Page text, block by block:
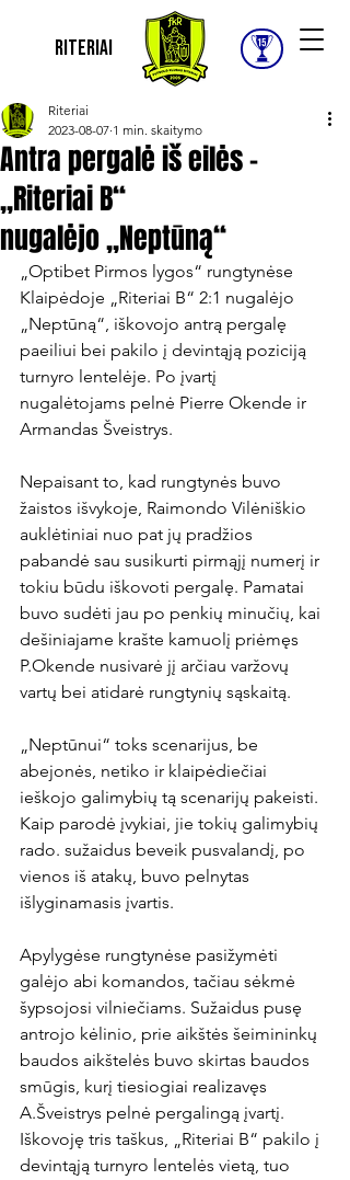
Riteriai
Antra pergalė iš eilės -
„Riteriai B“
nugalėjo „Neptūną“
Riteriai
2023-08-07 1 min. skaitymo
„Optibet Pirmos lygos“ rungtynėse
Klaipėdoje „Riteriai B“ 2:1 nugalėjo
„Neptūną“, iškovojo antrą pergalę
paeiliui bei pakilo į devintąją poziciją
turnyro lentelėje. Po įvartį
nugalėtojams pelnė Pierre Okende ir
Armandas Šveistrys.
Nepaisant to, kad rungtynės buvo
žaistos išvykoje, Raimondo Vilėniškio
auklėtiniai nuo pat jų pradžios
pabandė sau susikurti pirmąjį numerį ir
tokiu būdu iškovoti pergalę. Pamatai
buvo sudėti jau po penkių minučių, kai
dešiniajame krašte kamuolį priėmęs
P.Okende nusivarė jį arčiau varžovų
vartų bei atidarė rungtynių sąskaitą.
„Neptūnui“ toks scenarijus, be
abejonės, netiko ir klaipėdiečiai
ieškojo galimybių tą scenarijų pakeisti.
Kaip parodė įvykiai, jie tokių galimybių
rado. sužaidus beveik pusvalandį, po
vienos iš atakų, buvo pelnytas
išlyginamasis įvartis.
Apylygėse rungtynėse pasižymėti
galėjo abi komandos, tačiau sėkmė
šypsojosi vilniečiams. Sužaidus pusę
antrojo kėlinio, prie aikštės šeimininkų
baudos aikštelės buvo skirtas baudos
smūgis, kurį tiesiogiai realizavęs
A.Šveistrys pelnė pergalingą įvartį.
Iškovoję tris taškus, „Riteriai B“ pakilo į
devintąją turnyro lentelės vietą, tuo